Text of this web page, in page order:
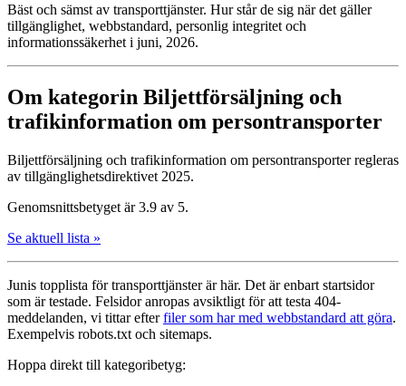
Bäst och sämst av transport­tjänster. Hur står de sig när det gäller
tillgänglighet, webbstandard, personlig integritet och
informationssäkerhet i juni, 2026.
Om kategorin Biljettförsäljning och
trafikinformation om persontransporter
Biljettförsäljning och trafikinformation om persontransporter regleras
av tillgänglighetsdirektivet 2025.
Genomsnittsbetyget är 3.9 av 5.
Se aktuell lista »
Junis topplista för transport­tjänster är här. Det är enbart startsidor
som är testade. Felsidor anropas avsiktligt för att testa 404-
meddelanden, vi tittar efterfiler som har med webbstandard att göra.
Exempelvis robots.txt och sitemaps.
Hoppa direkt till kategoribetyg: